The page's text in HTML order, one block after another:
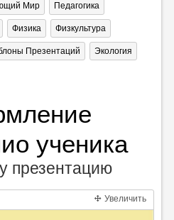
Мир Педагогика
Физика Физкультура
Презентаций Экология
ученика
презентацию
Увеличить